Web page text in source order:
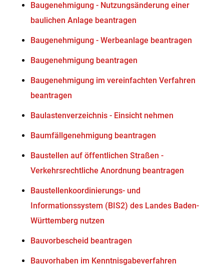
Baugenehmigung - Nutzungsänderung einer
baulichen Anlage beantragen
Baugenehmigung - Werbeanlage beantragen
Baugenehmigung beantragen
Baugenehmigung im vereinfachten Verfahren
beantragen
Baulastenverzeichnis - Einsicht nehmen
Baumfällgenehmigung beantragen
Baustellen auf öffentlichen Straßen -
Verkehrsrechtliche Anordnung beantragen
Baustellenkoordinierungs- und
Informationssystem (BIS2) des Landes Baden-
Württemberg nutzen
Bauvorbescheid beantragen
Bauvorhaben im Kenntnisgabeverfahren